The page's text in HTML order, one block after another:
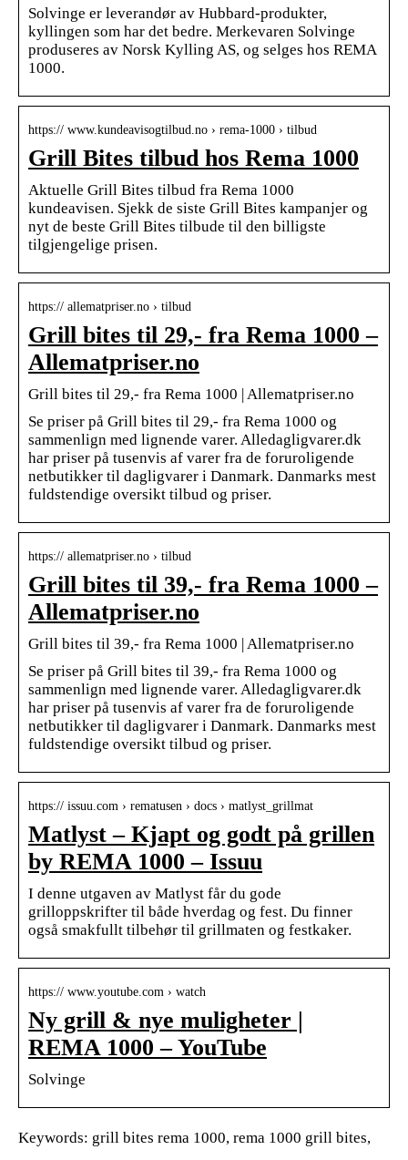
Solvinge er leverandør av Hubbard-produkter,
kyllingen som har det bedre. Merkevaren Solvinge
produseres av Norsk Kylling AS, og selges hos REMA
1000.
https:// www.kundeavisogtilbud.no › rema-1000 › tilbud
Grill Bites tilbud hos Rema 1000
Aktuelle Grill Bites tilbud fra Rema 1000
kundeavisen. Sjekk de siste Grill Bites kampanjer og
nyt de beste Grill Bites tilbude til den billigste
tilgjengelige prisen.
https:// allematpriser.no › tilbud
Grill bites til 29,- fra Rema 1000 –
Allematpriser.no
Grill bites til 29,- fra Rema 1000 | Allematpriser.no
Se priser på Grill bites til 29,- fra Rema 1000 og
sammenlign med lignende varer. Alledagligvarer.dk
har priser på tusenvis af varer fra de foruroligende
netbutikker til dagligvarer i Danmark. Danmarks mest
fuldstendige oversikt tilbud og priser.
https:// allematpriser.no › tilbud
Grill bites til 39,- fra Rema 1000 –
Allematpriser.no
Grill bites til 39,- fra Rema 1000 | Allematpriser.no
Se priser på Grill bites til 39,- fra Rema 1000 og
sammenlign med lignende varer. Alledagligvarer.dk
har priser på tusenvis af varer fra de foruroligende
netbutikker til dagligvarer i Danmark. Danmarks mest
fuldstendige oversikt tilbud og priser.
https:// issuu.com › rematusen › docs › matlyst_grillmat
Matlyst – Kjapt og godt på grillen
by REMA 1000 – Issuu
I denne utgaven av Matlyst får du gode
grilloppskrifter til både hverdag og fest. Du finner
også smakfullt tilbehør til grillmaten og festkaker.
https:// www.youtube.com › watch
Ny grill & nye muligheter |
REMA 1000 – YouTube
Solvinge
Keywords: grill bites rema 1000, rema 1000 grill bites,